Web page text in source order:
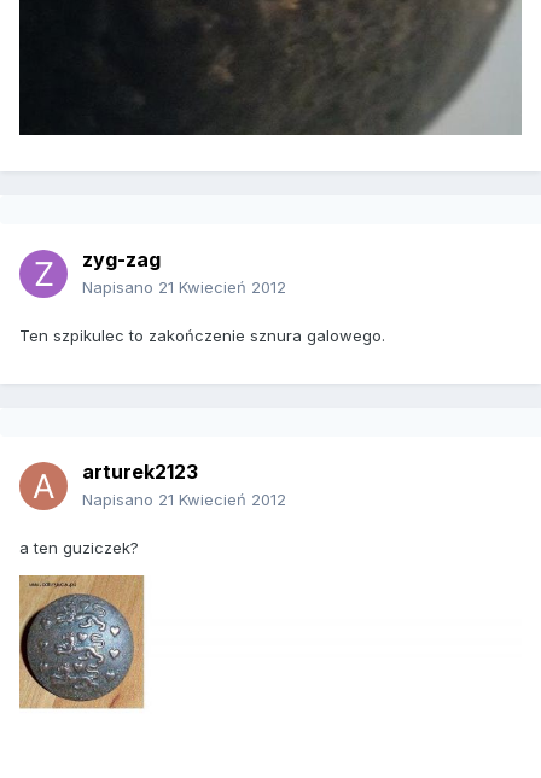
zyg-zag
Napisano 21 Kwiecień 2012
Ten szpikulec to zakończenie sznura galowego.
arturek2123
Napisano 21 Kwiecień 2012
a ten guziczek?